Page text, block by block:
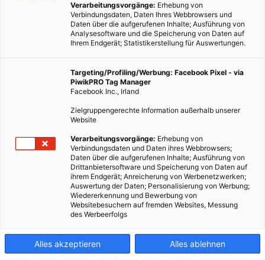
ENERGIEPOLITIK
Wohlstand ist Nachhaltigkeit
8. DEZEMBER 2013 VONVOLKER MARX
Die Enquete-Kommission des deutschen Bundestages
„Wachstum, Wohlstand, Lebensqualität – Wege zu
in der sozialen Marktwirtschaft“ legte nach 30 monatiger
Arbeit am 03. Mai diesen…
Verarbeitungsvorgänge: Erhebung von
Verbindungsdaten, Daten Ihres Webbrowsers und
Daten über die aufgerufenen Inhalte; Ausführung von
Analysesoftware und die Speicherung von Daten auf
Ihrem Endgerät; Statistikerstellung für Auswertungen.
Targeting/Profiling/Werbung: Facebook Pixel - via
PiwikPRO Tag Manager
Facebook Inc., Irland
Zielgruppengerechte Information außerhalb unserer
Website
Verarbeitungsvorgänge: Erhebung von
Verbindungsdaten und Daten ihres Webbrowsers;
Daten über die aufgerufenen Inhalte; Ausführung von
Drittanbietersoftware und Speicherung von Daten auf
ihrem Endgerät; Anreicherung von Werbenetzwerken;
Auswertung der Daten; Personalisierung von Werbung;
Wiedererkennung und Bewerbung von
Websitebesuchern auf fremden Websites, Messung
des Werbeerfolgs
Alles akzeptieren Alles ablehnen